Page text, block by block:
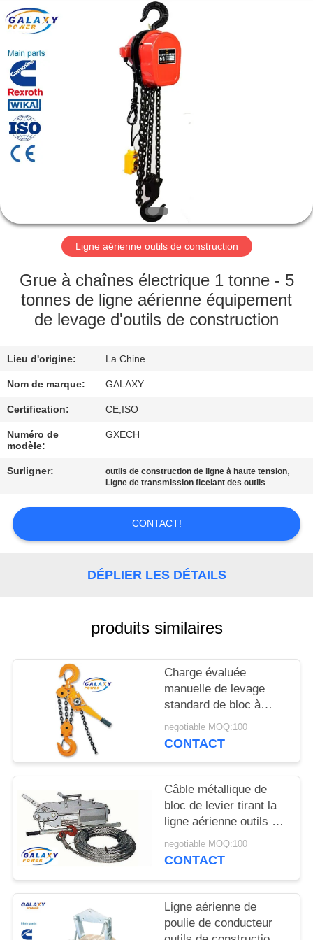
ACCUEIL
PRODUITS
À
DE
NOUS
VISITE
DE
L'USINE
CONTRÔLE
QUALITÉ
CONTACTEZ-
NOUS
LES
AFFAIRES
SITE
PRIVACY
POLICY
Galaxy
power
industry
limited.
Rights
Reserved.
Ligne aérienne outils de construction
Grue à chaînes électrique 1 tonne - 5
tonnes de ligne aérienne équipement
de levage d'outils de construction
Lieu d'origine: La Chine
Nom de marque: GALAXY
Certification: CE,ISO
Numéro de
modèle:
GXECH
Surligner: outils de construction de ligne à haute tension,
Ligne de transmission ficelant des outils
CONTACT!
DÉPLIER LES DÉTAILS
produits similaires
Charge évaluée
manuelle de levage
standard de bloc à
chaînes de grue de
levier de la taille 3m 3
negotiable MOQ:100
CONTACT
Câble métallique de
bloc de levier tirant la
ligne aérienne outils de
construction avec le
diamètre de câble
negotiable MOQ:100
CONTACT
Ligne aérienne de
poulie de conducteur